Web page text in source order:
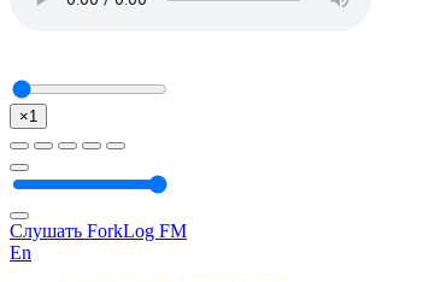
×1
Слушать ForkLog FM
En